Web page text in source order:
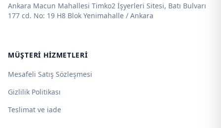
Ankara Macun Mahallesi Timko2 İşyerleri Sitesi, Batı Bulvarı
177 cd. No: 19 H8 Blok Yenimahalle / Ankara
MÜŞTERI HIZMETLERI
Mesafeli Satış Sözleşmesi
Gizlilik Politikası
Teslimat ve iade